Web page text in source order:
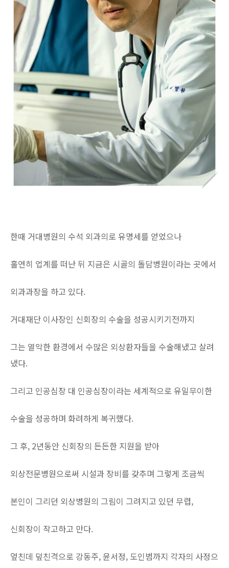
한때 거대병원의 수석 외과의로 유명세를 얻었으나
홀연히 업계를 떠난 뒤 지금은 시골의 돌담병원이라는 곳에서
외과과장을 하고 있다.
거대재단 이사장인 신회장의 수술을 성공시키기전까지
그는 열악한 환경에서 수많은 외상환자들을 수술해냈고 살려
냈다.
그리고 인공심장 대 인공심장이라는 세계적으로 유일무이한
수술을 성공하며 화려하게 복귀했다.
그 후, 2년동안 신회장의 든든한 지원을 받아
외상전문병원으로써 시설과 장비를 갖추며 그렇게 조금씩
본인이 그리던 외상병원의 그림이 그려지고 있던 무렵,
신회장이 작고하고 만다.
엎친데 덮친격으로 강동주, 윤서정, 도인범까지 각자의 사정으